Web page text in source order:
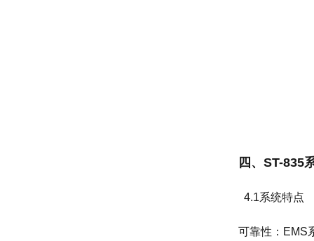
四、ST-835
4.1系统特点
可靠性：EMS